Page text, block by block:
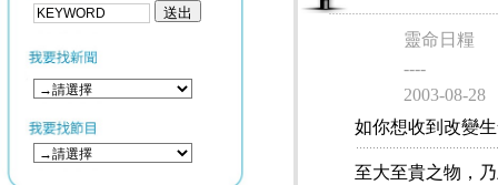
靈命日糧
----
2003-08-28
如你想收到改變
至大至貴之物，